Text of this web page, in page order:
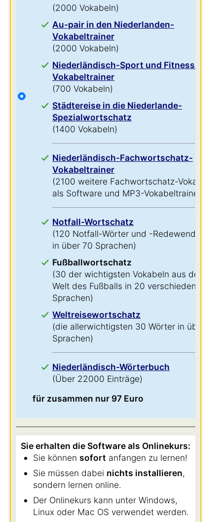
(2000 Vokabeln)
Au-pair in den Niederlanden-
Vokabeltrainer
(2000 Vokabeln)
Niederländisch-Sport und Fitness-
Vokabeltrainer
(700 Vokabeln)
Städtereise in die Niederlande-
Spezialwortschatz
(1400 Vokabeln)
Niederländisch-Fachwortschatz-
Vokabeltrainer
(2100 weitere Fachwortschatz-Vokabeln
als Software und MP3-Vokabeltrainer)
Notfall-Wortschatz
(120 Notfall-Wörter und -Redewendungen
in über 70 Sprachen)
Fußballwortschatz
(30 der wichtigsten Vokabeln aus der
Welt des Fußballs in 20 verschiedenen
Sprachen)
Weltreisewortschatz
(die allerwichtigsten 30 Wörter in über 60
Sprachen)
Niederländisch-Wörterbuch
(Über 22000 Einträge)
für zusammen nur 97 Euro
Sie erhalten die Software als Onlinekurs:
Sie können sofort anfangen zu lernen!
Sie müssen dabei nichts installieren,
sondern lernen online.
Der Onlinekurs kann unter Windows,
Linux oder Mac OS verwendet werden.